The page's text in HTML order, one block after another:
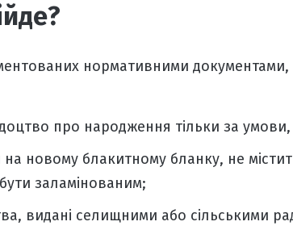
нормативними
про народження тільки за
новому блакитному бланку, не
заламінованим;
видані селищними або сільськими